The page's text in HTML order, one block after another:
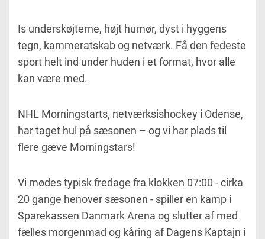
Is underskøjterne, højt humør, dyst i hyggens
tegn, kammeratskab og netværk. Få den fedeste
sport helt ind under huden i et format, hvor alle
kan være med.
NHL Morningstarts, netværksishockey i Odense,
har taget hul på sæsonen – og vi har plads til
flere gæve Morningstars!
Vi mødes typisk fredage fra klokken 07:00 - cirka
20 gange henover sæsonen - spiller en kamp i
Sparekassen Danmark Arena og slutter af med
fælles morgenmad og kåring af Dagens Kaptajn i